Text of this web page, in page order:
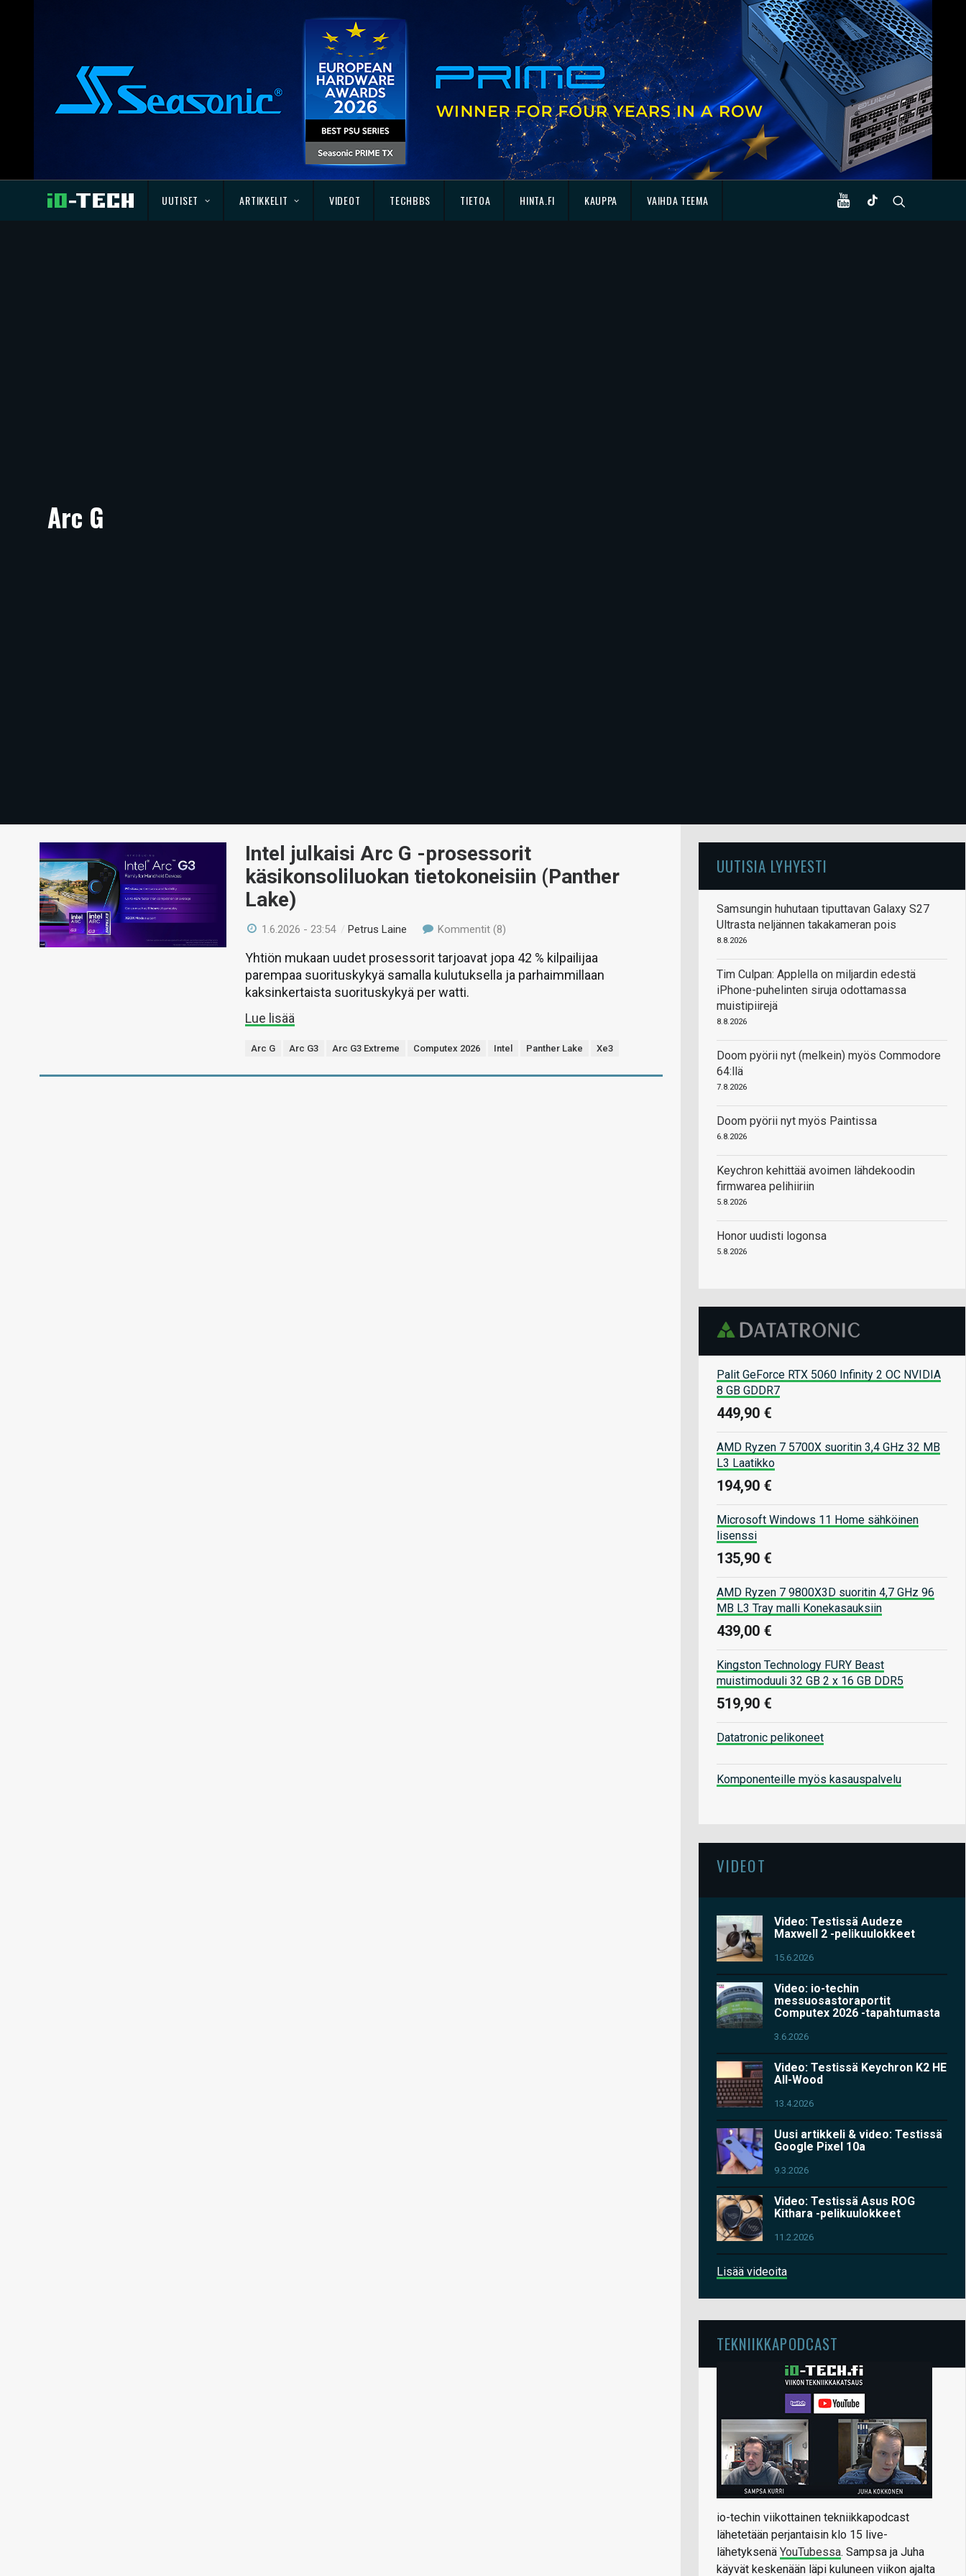
UUTISET ARTIKKELIT VIDEOT TECHBBS TIETOA HINTA.FI KAUPPA VAIHDA TEEMA
Arc G
Intel julkaisi Arc G -prosessorit
käsikonsoliluokan tietokoneisiin (Panther
Lake)
1.6.2026 - 23:54 /Petrus Laine Kommentit (8)
Yhtiön mukaan uudet prosessorit tarjoavat jopa 42 % kilpailijaa
parempaa suorituskykyä samalla kulutuksella ja parhaimmillaan
kaksinkertaista suorituskykyä per watti.
Lue lisää
Arc G Arc G3 Arc G3 Extreme Computex 2026 Intel Panther Lake Xe3
UUTISIA LYHYESTI
Samsungin huhutaan tiputtavan Galaxy S27
Ultrasta neljännen takakameran pois
8.8.2026
Tim Culpan: Applella on miljardin edestä
iPhone-puhelinten siruja odottamassa
muistipiirejä
8.8.2026
Doom pyörii nyt (melkein) myös Commodore
64:llä
7.8.2026
Doom pyörii nyt myös Paintissa
6.8.2026
Keychron kehittää avoimen lähdekoodin
firmwarea pelihiiriin
5.8.2026
Honor uudisti logonsa
5.8.2026
Palit GeForce RTX 5060 Infinity 2 OC NVIDIA
8 GB GDDR7
449,90 €
AMD Ryzen 7 5700X suoritin 3,4 GHz 32 MB
L3 Laatikko
194,90 €
Microsoft Windows 11 Home sähköinen
lisenssi
135,90 €
AMD Ryzen 7 9800X3D suoritin 4,7 GHz 96
MB L3 Tray malli Konekasauksiin
439,00 €
Kingston Technology FURY Beast
muistimoduuli 32 GB 2 x 16 GB DDR5
519,90 €
Datatronic pelikoneet
Komponenteille myös kasauspalvelu
VIDEOT
Video: Testissä Audeze
Maxwell 2 -pelikuulokkeet
15.6.2026
Video: io-techin
messuosastoraportit
Computex 2026 -tapahtumasta
3.6.2026
Video: Testissä Keychron K2 HE
All-Wood
13.4.2026
Uusi artikkeli & video: Testissä
Google Pixel 10a
9.3.2026
Video: Testissä Asus ROG
Kithara -pelikuulokkeet
11.2.2026
Lisää videoita
TEKNIIKKAPODCAST
io-techin viikottainen tekniikkapodcast
lähetetään perjantaisin klo 15 live-
lähetyksenä YouTubessa. Sampsa ja Juha
käyvät keskenään läpi kuluneen viikon ajalta